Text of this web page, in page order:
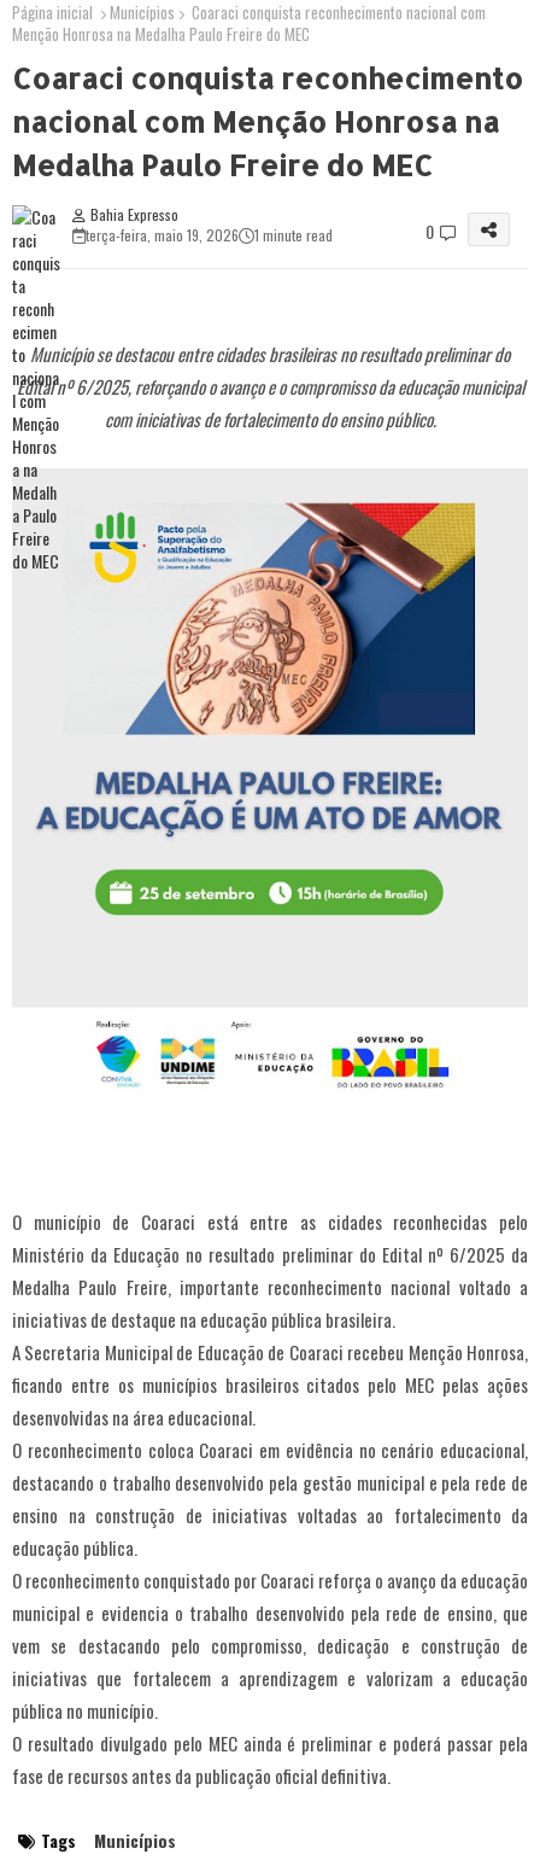
Página inicial Municípios
Coaraci conquista reconhecimento nacional com
Menção Honrosa na Medalha Paulo Freire do MEC
Coaraci conquista reconhecimento
nacional com Menção Honrosa na
Medalha Paulo Freire do MEC
Bahia Expresso
terça-feira, maio 19, 2026
1 minute read 0
Município se destacou entre cidades brasileiras no resultado preliminar do
Edital nº 6/2025, reforçando o avanço e o compromisso da educação municipal
com iniciativas de fortalecimento do ensino público.
O município de Coaraci está entre as cidades reconhecidas pelo
Ministério da Educação no resultado preliminar do Edital nº 6/2025 da
Medalha Paulo Freire, importante reconhecimento nacional voltado a
iniciativas de destaque na educação pública brasileira.
A Secretaria Municipal de Educação de Coaraci recebeu Menção Honrosa,
ficando entre os municípios brasileiros citados pelo MEC pelas ações
desenvolvidas na área educacional.
O reconhecimento coloca Coaraci em evidência no cenário educacional,
destacando o trabalho desenvolvido pela gestão municipal e pela rede de
ensino na construção de iniciativas voltadas ao fortalecimento da
educação pública.
O reconhecimento conquistado por Coaraci reforça o avanço da educação
municipal e evidencia o trabalho desenvolvido pela rede de ensino, que
vem se destacando pelo compromisso, dedicação e construção de
iniciativas que fortalecem a aprendizagem e valorizam a educação
pública no município.
O resultado divulgado pelo MEC ainda é preliminar e poderá passar pela
fase de recursos antes da publicação oficial definitiva.
Tags Municípios